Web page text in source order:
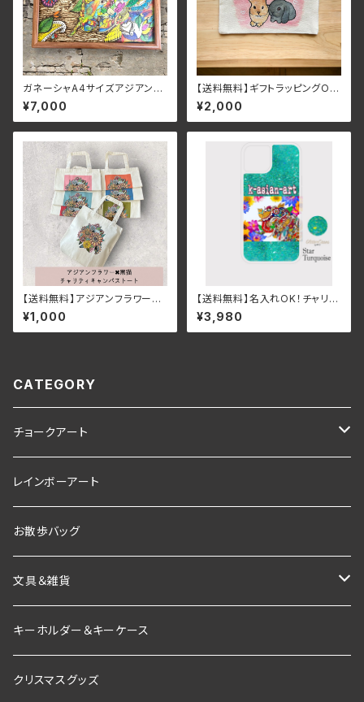
ガネーシャA4サイズアジアン・
バリ雑貨・エスニックインテリ
ア アートgold
¥7,000
【送料無料】ギフトラッピングOK
♪ロップイヤーとネザーランドド
ワーフのうさぎさんキャンバスポ
ーチ
¥2,000
【送料無料】アジアンフラワー×
黒猫チャリティトートバッグ 厚
手キャンバス
¥1,000
【送料無料】名入れOK！チャリテ
ィアジアンボタニカル＆ガネーシ
ャグリッタースマホケース（スタ
ーターコイズ）iPhone16
¥3,980
CATEGORY
チョークアート
素材
ブラックボード
レインボーアート
お散歩バッグ
文具＆雑貨
インテリア雑貨
お香＆インセンスホルダー
キーホルダー＆キーケース
クリスマスグッズ